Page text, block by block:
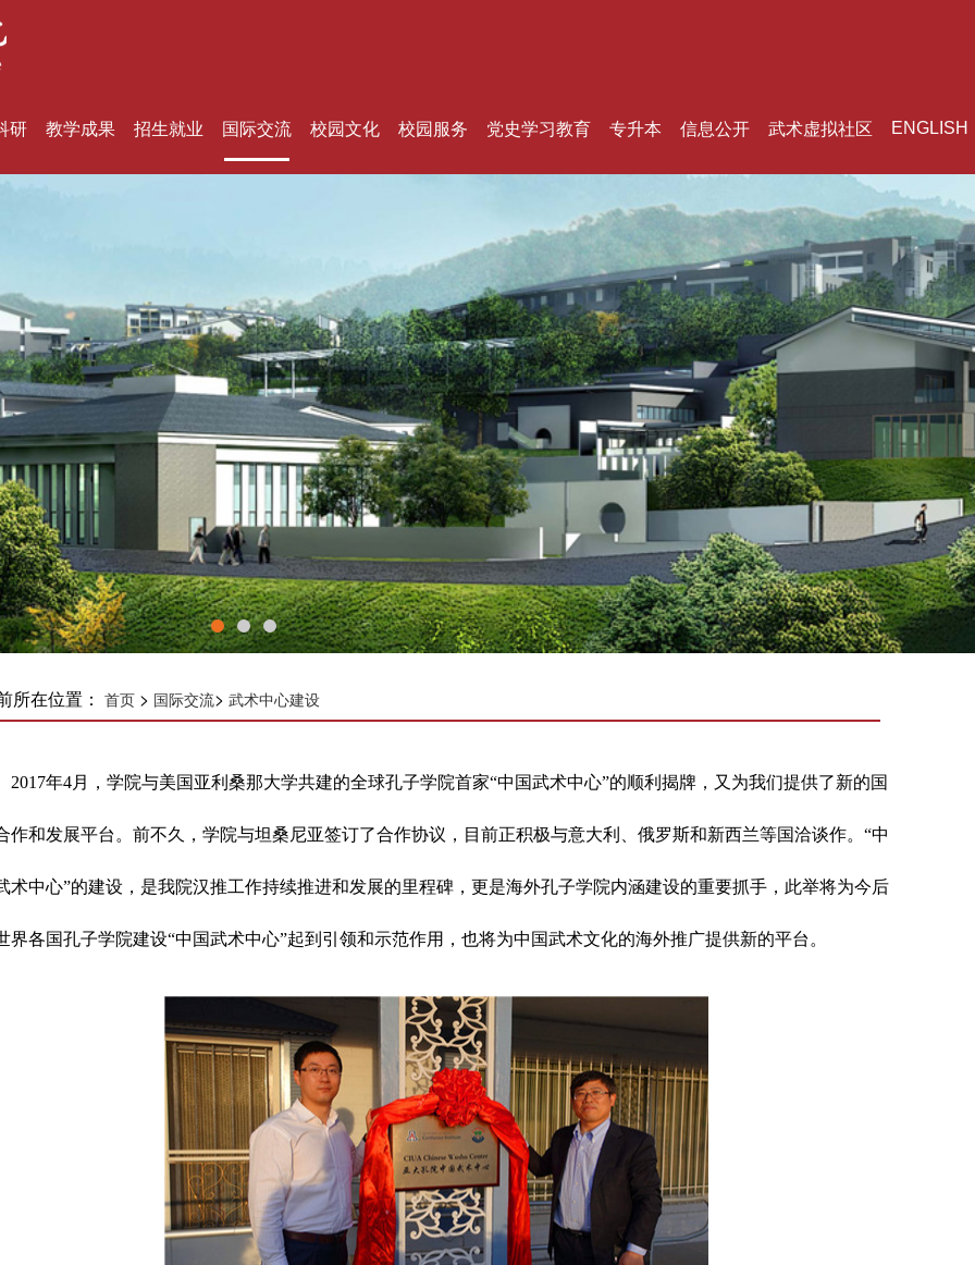
研 教学成果 招生就业 国际交流 校园文化 校园服务 党史学习教育 专升本 信息公开 武术虚拟社区 ENGLISH
所在位置： 首页> 国际交流> 武术中心建设
2017年4月，学院与美国亚利桑那大学共建的全球孔子学院首家“中国武术中心”的顺利揭牌，又为我们提供了新的国
作和发展平台。前不久，学院与坦桑尼亚签订了合作协议，目前正积极与意大利、俄罗斯和新西兰等国洽谈作。“中
术中心”的建设，是我院汉推工作持续推进和发展的里程碑，更是海外孔子学院内涵建设的重要抓手，此举将为今后
界各国孔子学院建设“中国武术中心”起到引领和示范作用，也将为中国武术文化的海外推广提供新的平台。